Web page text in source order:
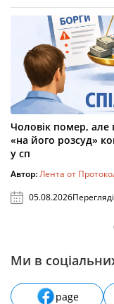
Чоловік помер,
«на його розсуд»
у сп
Автор:Лента от
05.08.2026
Ми в
page